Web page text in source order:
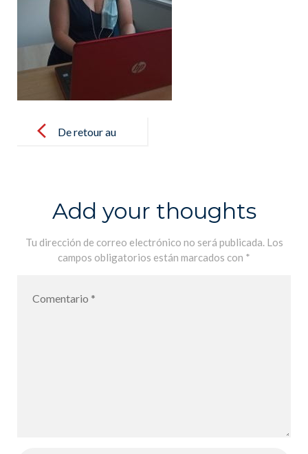
navigationDe retour au
l´année
scolaire 2021-
2022 – De
Add your thoughts
Tu dirección de correo electrónico no será publicada. Los
campos obligatorios están marcados con *